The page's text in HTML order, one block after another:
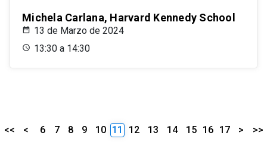
Michela Carlana, Harvard Kennedy School
13 de Marzo de 2024
13:30 a 14:30
<< < 6 7 8 9 10 11 12 13 14 15 16 17 > >>